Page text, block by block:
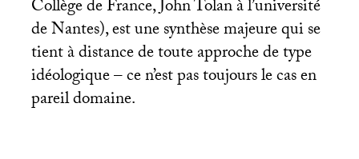
Collège de France, John Tolan à l’université
de Nantes), est une synthèse majeure qui se
tient à distance de toute approche de type
idéologique – ce n’est pas toujours le cas en
pareil domaine.